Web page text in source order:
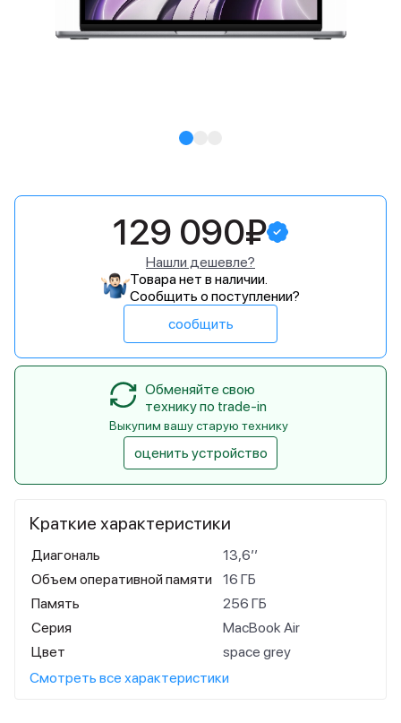
Краткие характеристики
Диагональ
13,6’’
Объем оперативной памяти
16 ГБ
Память
256 ГБ
Серия
MacBook Air
Цвет
space grey
Смотреть все характеристики
129 090₽
Нашли дешевле?
Товара нет в наличии.
Сообщить о поступлении?
сообщить
Обменяйте свою
технику по trade-in
Выкупим вашу старую технику
оценить устройство